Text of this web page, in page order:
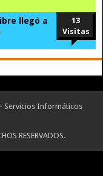
llegó a
13
Visitas
Servicios Informáticos
RESERVADOS.